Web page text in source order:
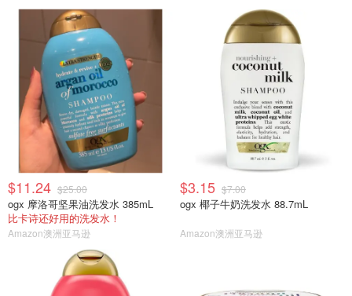
$11.24 $25.00
ogx 摩洛哥坚果油洗发水 385mL
比卡诗还好用的洗发水！
Amazon澳洲亚马逊
$3.15 $7.00
ogx 椰子牛奶洗发水 88.7mL
Amazon澳洲亚马逊